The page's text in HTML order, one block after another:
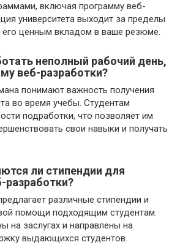
включая программу веб-
университета выходит за пределы
его ценным вкладом в ваше резюме.
неполный рабочий день,
веб-разработки?
понимают важность получения
во время учебы. Студентам
подработки, что позволяет им
свои навыки и получать
ли стипендии для
различные стипендии и
помощи подходящим студентам.
на заслугах и направлены на
выдающихся студентов.